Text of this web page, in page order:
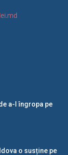
a-l îngropa pe
o susține pe